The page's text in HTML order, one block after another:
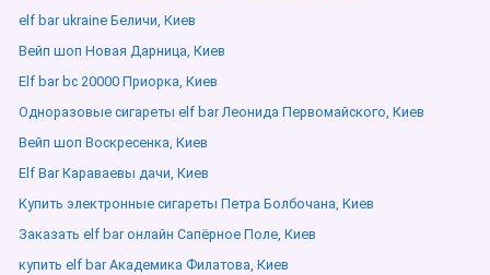
elf bar ukraine Беличи, Киев
Вейп шоп Новая Дарница, Киев
Elf bar bc 20000 Приорка, Киев
Одноразовые сигареты elf bar Леонида Первомайского, Киев
Вейп шоп Воскресенка, Киев
Elf Bar Караваевы дачи, Киев
Купить электронные сигареты Петра Болбочана, Киев
Заказать elf bar онлайн Сапёрное Поле, Киев
купить elf bar Академика Филатова, Киев